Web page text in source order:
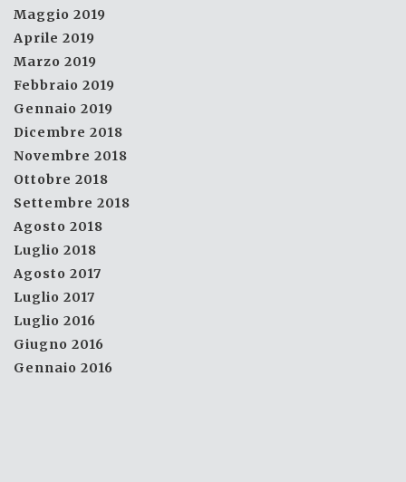
Maggio 2019
Aprile 2019
Marzo 2019
Febbraio 2019
Gennaio 2019
Dicembre 2018
Novembre 2018
Ottobre 2018
Settembre 2018
Agosto 2018
Luglio 2018
Agosto 2017
Luglio 2017
Luglio 2016
Giugno 2016
Gennaio 2016